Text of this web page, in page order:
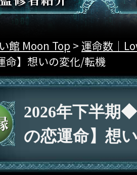
館 Moon Top > 運命数｜
命】想いの変化/転機
2026年下半期
の恋運命】想